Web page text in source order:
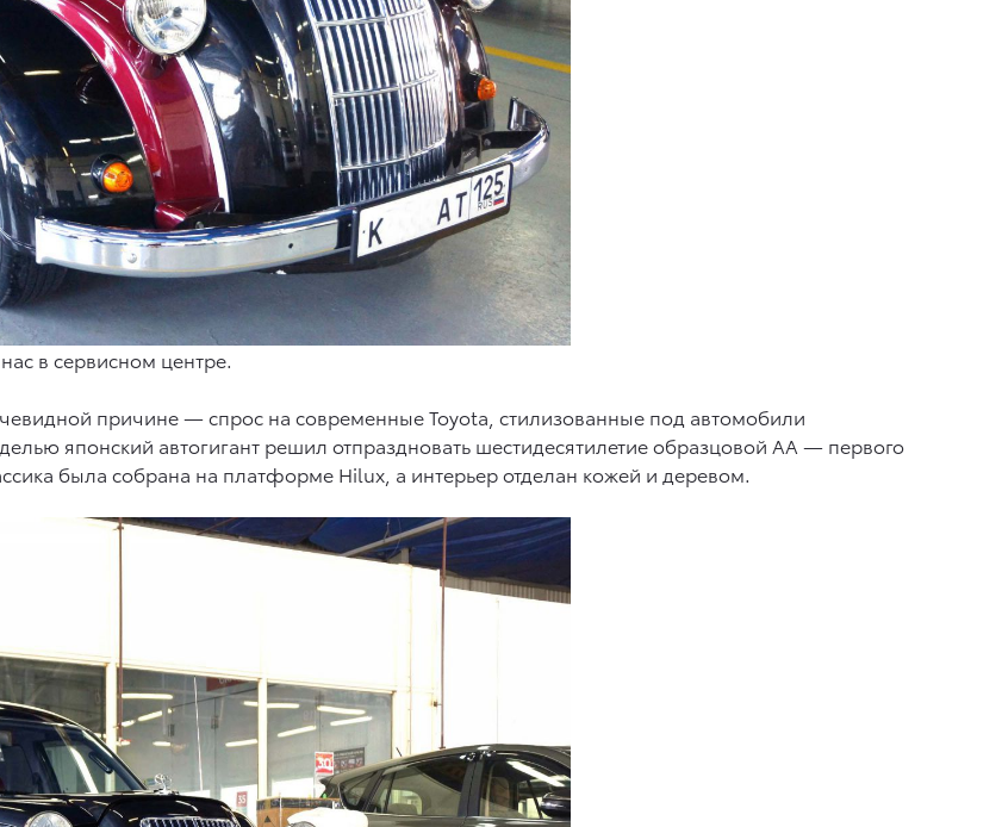
в сервисном центре.
причине — спрос на современные Toyota, стилизованные под автомобили
японский автогигант решил отпраздновать шестидесятилетие образцовой AA — первого
была собрана на платформе Hilux, а интерьер отделан кожей и деревом.